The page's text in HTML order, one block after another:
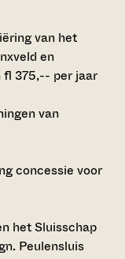
van het
en
fl 375,-- per jaar
van
concessie voor
het Sluisschap
Peulensluis